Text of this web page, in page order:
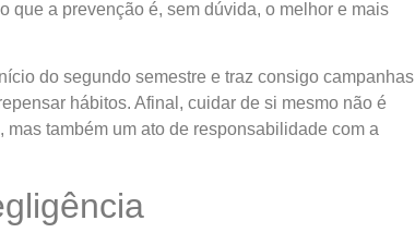
que a prevenção é, sem dúvida, o melhor e mais
do segundo semestre e traz consigo campanhas
hábitos. Afinal, cuidar de si mesmo não é
também um ato de responsabilidade com a